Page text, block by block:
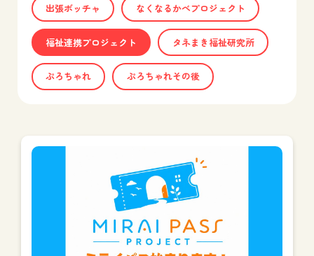
出張ボッチャ なくなるかべプロジェクト
福祉連携プロジェクト タネまき福祉研究所
ぷろちゃれ ぷろちゃれその後